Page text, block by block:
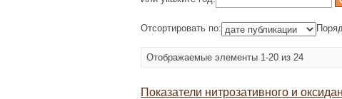
Отсортировать по:
Отображаемые элементы 1-20 из 24
Показатели нитрозативного и